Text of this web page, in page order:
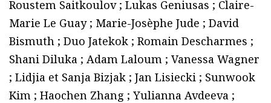
Roustem Saitkoulov ; Lukas Geniusas ; Claire-
Marie Le Guay ; Marie-Josèphe Jude ; David
Bismuth ; Duo Jatekok ; Romain Descharmes ;
Shani Diluka ; Adam Laloum ; Vanessa Wagner
; Lidjia et Sanja Bizjak ; Jan Lisiecki ; Sunwook
Kim ; Haochen Zhang ; Yulianna Avdeeva ;